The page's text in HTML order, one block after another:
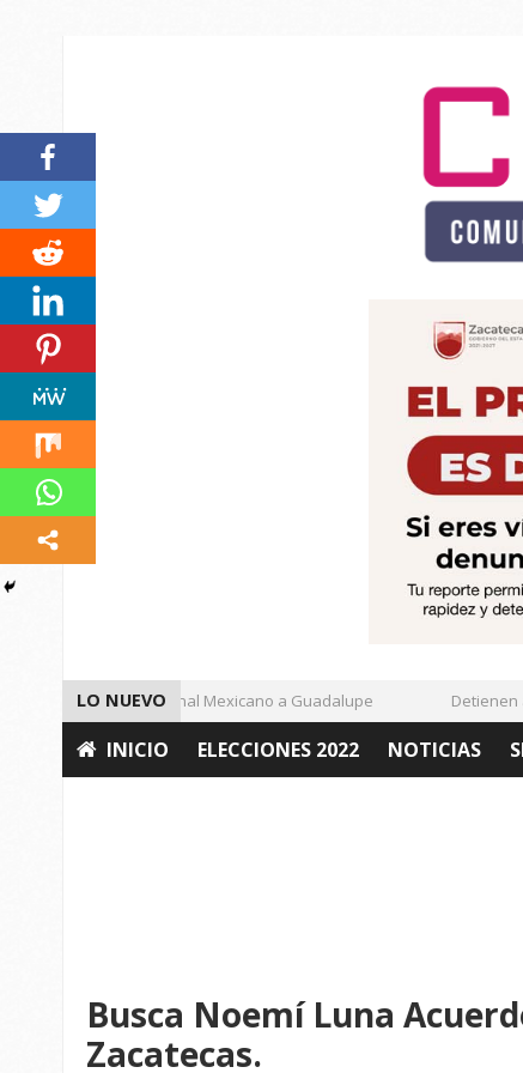
LO NUEVO
Enamora el Regional Mexicano a Guadalupe Detienen a
INICIO ELECCIONES 2022 NOTICIAS
Busca Noemí Luna
Zacatecas.